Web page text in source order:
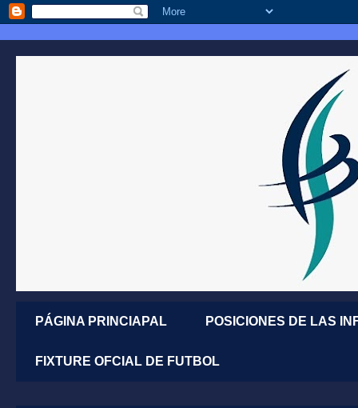
PÁGINA PRINCIAPAL POSICIONES DE LAS
FIXTURE OFCIAL DE FUTBOL